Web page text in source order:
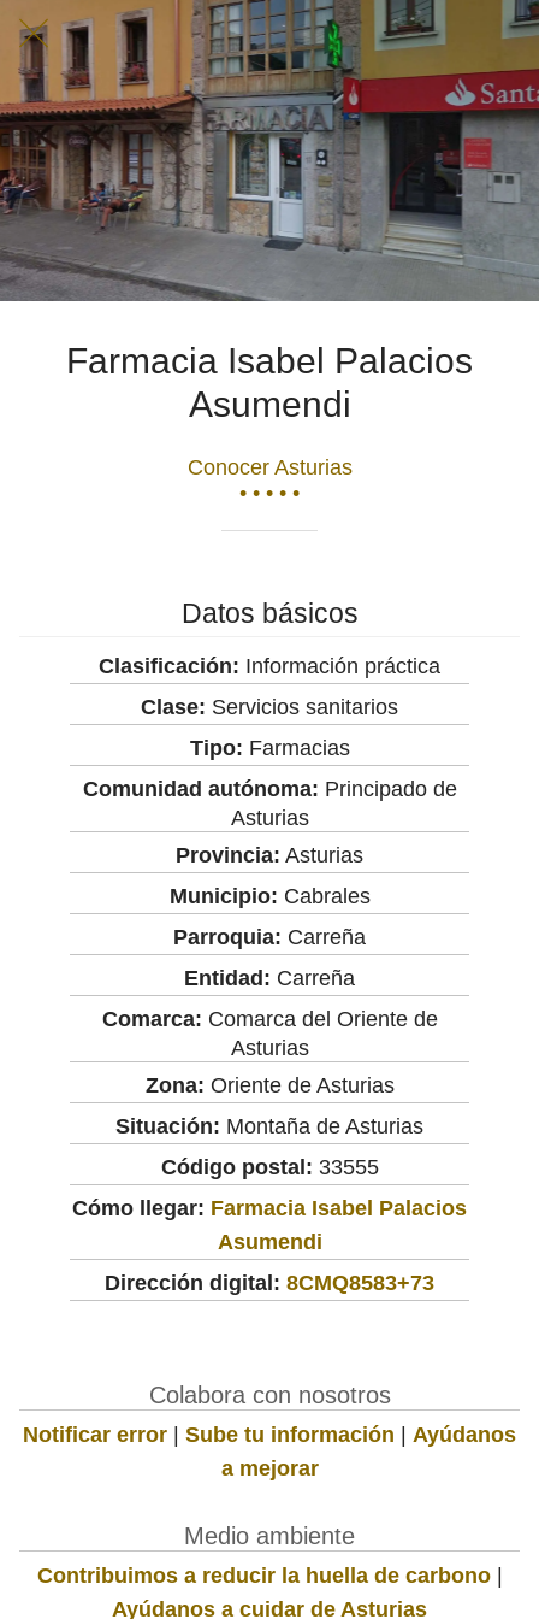
Farmacia Isabel Palacios
Asumendi
Conocer Asturias
• • • • •
Datos básicos
Clasificación: Información práctica
Clase: Servicios sanitarios
Tipo: Farmacias
Comunidad autónoma: Principado de
Asturias
Provincia: Asturias
Municipio: Cabrales
Parroquia: Carreña
Entidad: Carreña
Comarca: Comarca del Oriente de
Asturias
Zona: Oriente de Asturias
Situación: Montaña de Asturias
Código postal: 33555
Cómo llegar: Farmacia Isabel Palacios
Asumendi
Dirección digital: 8CMQ8583+73
Colabora con nosotros
Notificar error | Sube tu información | Ayúdanos
a mejorar
Medio ambiente
Contribuimos a reducir la huella de carbono|
Ayúdanos a cuidar de Asturias